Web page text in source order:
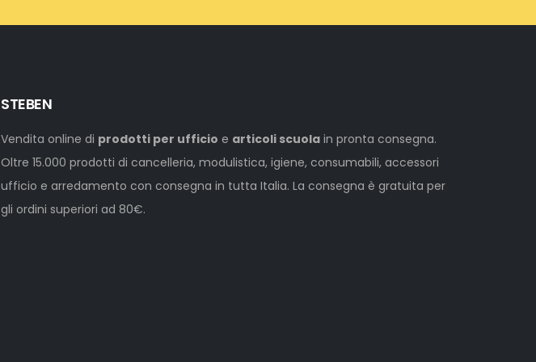
STEBEN
Vendita online di prodotti per ufficio e articoli scuola in pronta consegna.
Oltre 15.000 prodotti di cancelleria, modulistica, igiene, consumabili, accessori
ufficio e arredamento con consegna in tutta Italia. La consegna è gratuita per
gli ordini superiori ad 80€.